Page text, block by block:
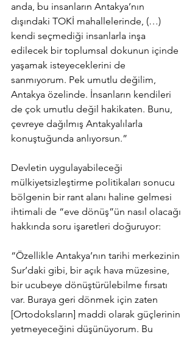
anda, bu insanların Antakya’nın
dışındaki TOKİ mahallelerinde, (…)
kendi seçmediği insanlarla inşa
edilecek bir toplumsal dokunun içinde
yaşamak isteyeceklerini de
sanmıyorum. Pek umutlu değilim,
Antakya özelinde. İnsanların kendileri
de çok umutlu değil hakikaten. Bunu,
çevreye dağılmış Antakyalılarla
konuştuğunda anlıyorsun.”
Devletin uygulayabileceği
mülkiyetsizleştirme politikaları sonucu
bölgenin bir rant alanı haline gelmesi
ihtimali de “eve dönüş”ün nasıl olacağı
hakkında soru işaretleri doğuruyor:
“Özellikle Antakya’nın tarihi merkezinin
Sur’daki gibi, bir açık hava müzesine,
bir ucubeye dönüştürülebilme fırsatı
var. Buraya geri dönmek için zaten
[Ortodoksların] maddi olarak güçlerinin
yetmeyeceğini düşünüyorum. Bu